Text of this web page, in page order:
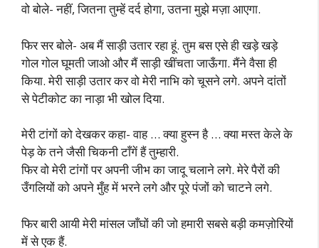
वो बोले- नहीं, जितना तुम्हें दर्द होगा, उतना मुझे मज़ा आएगा.
फिर सर बोले- अब मैं साड़ी उतार रहा हूं. तुम बस एसे ही खड़े खड़े
गोल गोल घूमती जाओ और मैं साड़ी खींचता जाऊँगा. मैंने वैसा ही
किया. मेरी साड़ी उतार कर वो मेरी नाभि को चूसने लगे. अपने दांतों
से पेटीकोट का नाड़ा भी खोल दिया.
मेरी टांगों को देखकर कहा- वाह … क्या हुस्न है … क्या मस्त केले के
पेड़ के तने जैसी चिकनी टाँगें हैं तुम्हारी.
फिर वो मेरी टांगों पर अपनी जीभ का जादू चलाने लगे. मेरे पैरों की
उँगलियों को अपने मुँह में भरने लगे और पूरे पंजों को चाटने लगे.
फिर बारी आयी मेरी मांसल जाँघों की जो हमारी सबसे बड़ी कमज़ोरियों
में से एक हैं.